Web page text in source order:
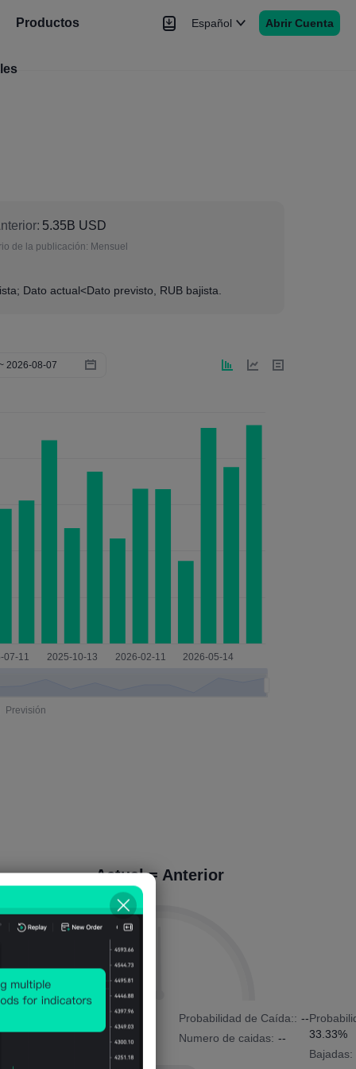
Productos
Noticias
Español Abrir Cuenta
5.35B USD
de la publicación: Mensuel
Dato actual<Dato previsto, RUB bajista.
Actual = Anterior
Probabilidad de Subida: Probabilidad de Caída:: --
Numero de caidas: --
33.33%
Bajadas: